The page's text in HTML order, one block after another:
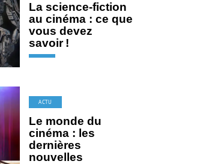
La science-fiction
au cinéma : ce que
vous devez
savoir !
ACTU
Le monde du
cinéma : les
dernières
nouvelles